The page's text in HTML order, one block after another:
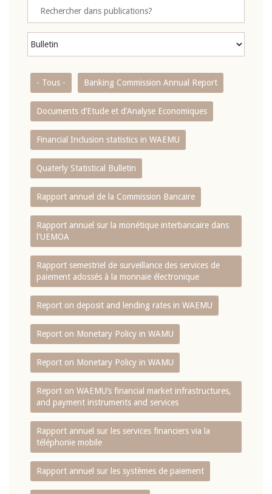
- Tous - Banking Commission Annual Report
Documents d’Etude et d’Analyse Economiques
Financial Inclusion statistics in WAEMU
Quaterly Statistical Bulletin
Rapport annuel de la Commission Bancaire
Rapport annuel sur la monétique interbancaire dans
l'UEMOA
Rapport semestriel de surveillance des services de
paiement adossés à la monnaie électronique
Report on deposit and lending rates in WAEMU
Report on Monetary Policy in WAMU
Report on Monetary Policy in WAMU
Report on WAEMU’s financial market infrastructures,
and payment instruments and services
Rapport annuel sur les services financiers via la
téléphonie mobile
Rapport annuel sur les systèmes de paiement